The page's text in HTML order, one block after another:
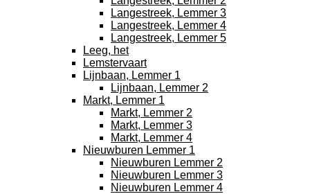
Langestreek, Lemmer 3
Langestreek, Lemmer 4
Langestreek, Lemmer 5
Leeg, het
Lemstervaart
Lijnbaan, Lemmer 1
Lijnbaan, Lemmer 2
Markt, Lemmer 1
Markt, Lemmer 2
Markt, Lemmer 3
Markt, Lemmer 4
Nieuwburen Lemmer 1
Nieuwburen Lemmer 2
Nieuwburen Lemmer 3
Nieuwburen Lemmer 4